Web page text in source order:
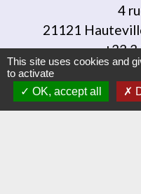
4
21121
+33 3
This site uses cookies and
to activate
OK, accept all